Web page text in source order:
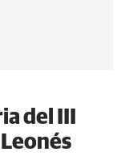
del III